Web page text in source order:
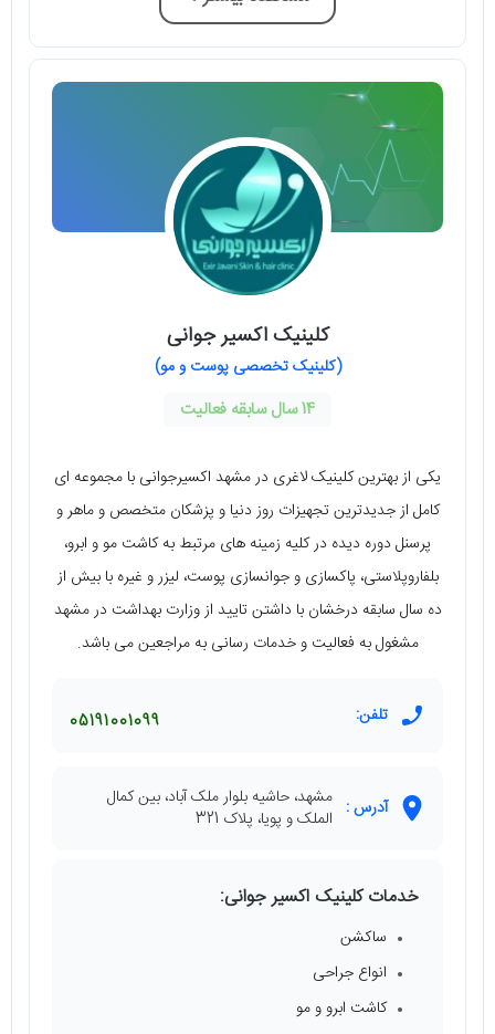
کلینیک اکسیر جوانی
(کلینیک تخصصی پوست و مو)
14 سال سابقه فعالیت
یکی از بهترین کلینیک لاغری در مشهد اکسیرجوانی با مجموعه ای
کامل از جدیدترین تجهیزات روز دنیا و پزشکان متخصص و ماهر و
پرسنل دوره دیده در کلیه زمینه های مرتبط به کاشت مو و ابرو،
بلفاروپلاستی، پاکسازی و جوانسازی پوست، لیزر و غیره با بیش از
ده سال سابقه درخشان با داشتن تایید از وزارت بهداشت در مشهد
مشغول به فعالیت و خدمات رسانی به مراجعین می باشد.
تلفن: 05191001099
آدرس : مشهد، حاشیه بلوار ملک آباد، بین کمال
الملک و پویا، پلاک 321
خدمات کلینیک اکسیر جوانی:
ساکشن
انواع جراحی
کاشت ابرو و مو